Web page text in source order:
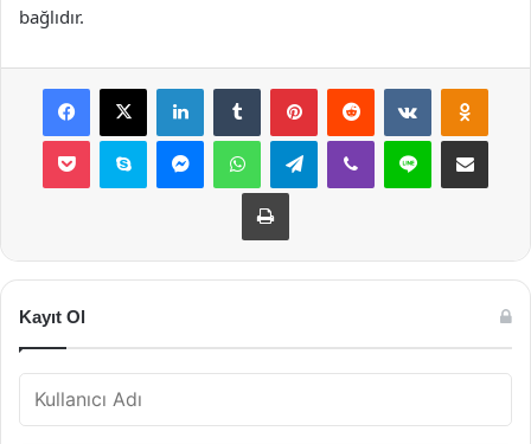
bağlıdır.
Facebook
X LinkedInTumblr PinterestReddit VKontakte
Pocket Skype MessengerWhatsAppTelegramViber Line E-Posta ile
Yazdır
Kayıt Ol